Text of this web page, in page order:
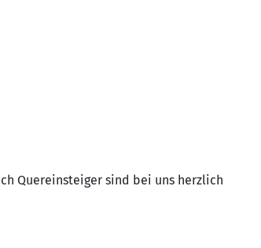
Quereinsteiger sind bei uns herzlich